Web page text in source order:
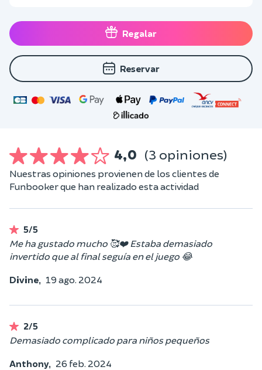
Regalar
Reservar
4,0 (3 opiniones)
Nuestras opiniones provienen de los clientes de
Funbooker que han realizado esta actividad
5/5
Me ha gustado mucho 🥰❤️ Estaba demasiado
invertido que al final seguía en el juego 😂
Divine, 19 ago. 2024
2/5
Demasiado complicado para niños pequeños
Anthony, 26 feb. 2024